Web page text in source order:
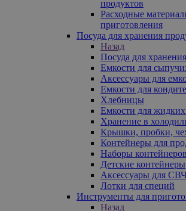
продуктов
Расходные
приготовления
Посуда для хранения
Назад
Посуда для
Емкости для
Аксессуары для
Емкости для
Хлебницы
Емкости для
Хранение в
Крышки, пробки,
Контейнеры для
Наборы
Детские контейнеры
Аксессуары для СВЧ
Лотки для специй
Инструменты для
Назад